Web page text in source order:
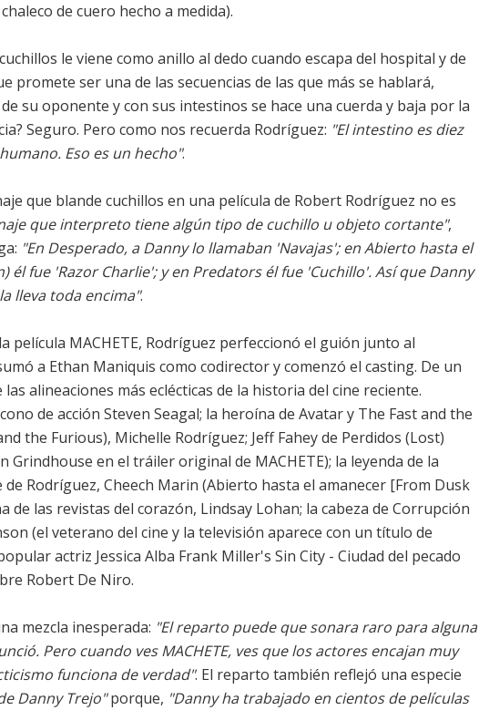
de cuero hecho a medida).
le viene como anillo al dedo cuando escapa del hospital y de
promete ser una de las secuencias de las que más se hablará,
su oponente y con sus intestinos se hace una cuerda y baja por la
Seguro. Pero como nos recuerda Rodríguez: "El intestino es diez
Eso es un hecho".
que blande cuchillos en una película de Robert Rodríguez no es
que interpreto tiene algún tipo de cuchillo u objeto cortante",
"En Desperado, a Danny lo llamaban 'Navajas'; en Abierto hasta el
él fue 'Razor Charlie'; y en Predators él fue 'Cuchillo'. Así que Danny
lleva toda encima".
película MACHETE, Rodríguez perfeccionó el guión junto al
a Ethan Maniquis como codirector y comenzó el casting. De un
alineaciones más eclécticas de la historia del cine reciente.
de acción Steven Seagal; la heroína de Avatar y The Fast and the
the Furious), Michelle Rodríguez; Jeff Fahey de Perdidos (Lost)
en el tráiler original de MACHETE); la leyenda de la
de Rodríguez, Cheech Marin (Abierto hasta el amanecer [From Dusk
de las revistas del corazón, Lindsay Lohan; la cabeza de Corrupción
(el veterano del cine y la televisión aparece con un título de
actriz Jessica Alba Frank Miller's Sin City - Ciudad del pecado
Robert De Niro.
mezcla inesperada: "El reparto puede que sonara raro para alguna
Pero cuando ves MACHETE, ves que los actores encajan muy
funciona de verdad". El reparto también reflejó una especie
Danny Trejo"porque, "Danny ha trabajado en cientos de películas